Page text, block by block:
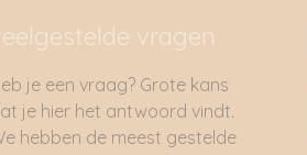
vragen
je een vraag? Grote kans
je hier het antwoord vindt.
hebben de meest gestelde